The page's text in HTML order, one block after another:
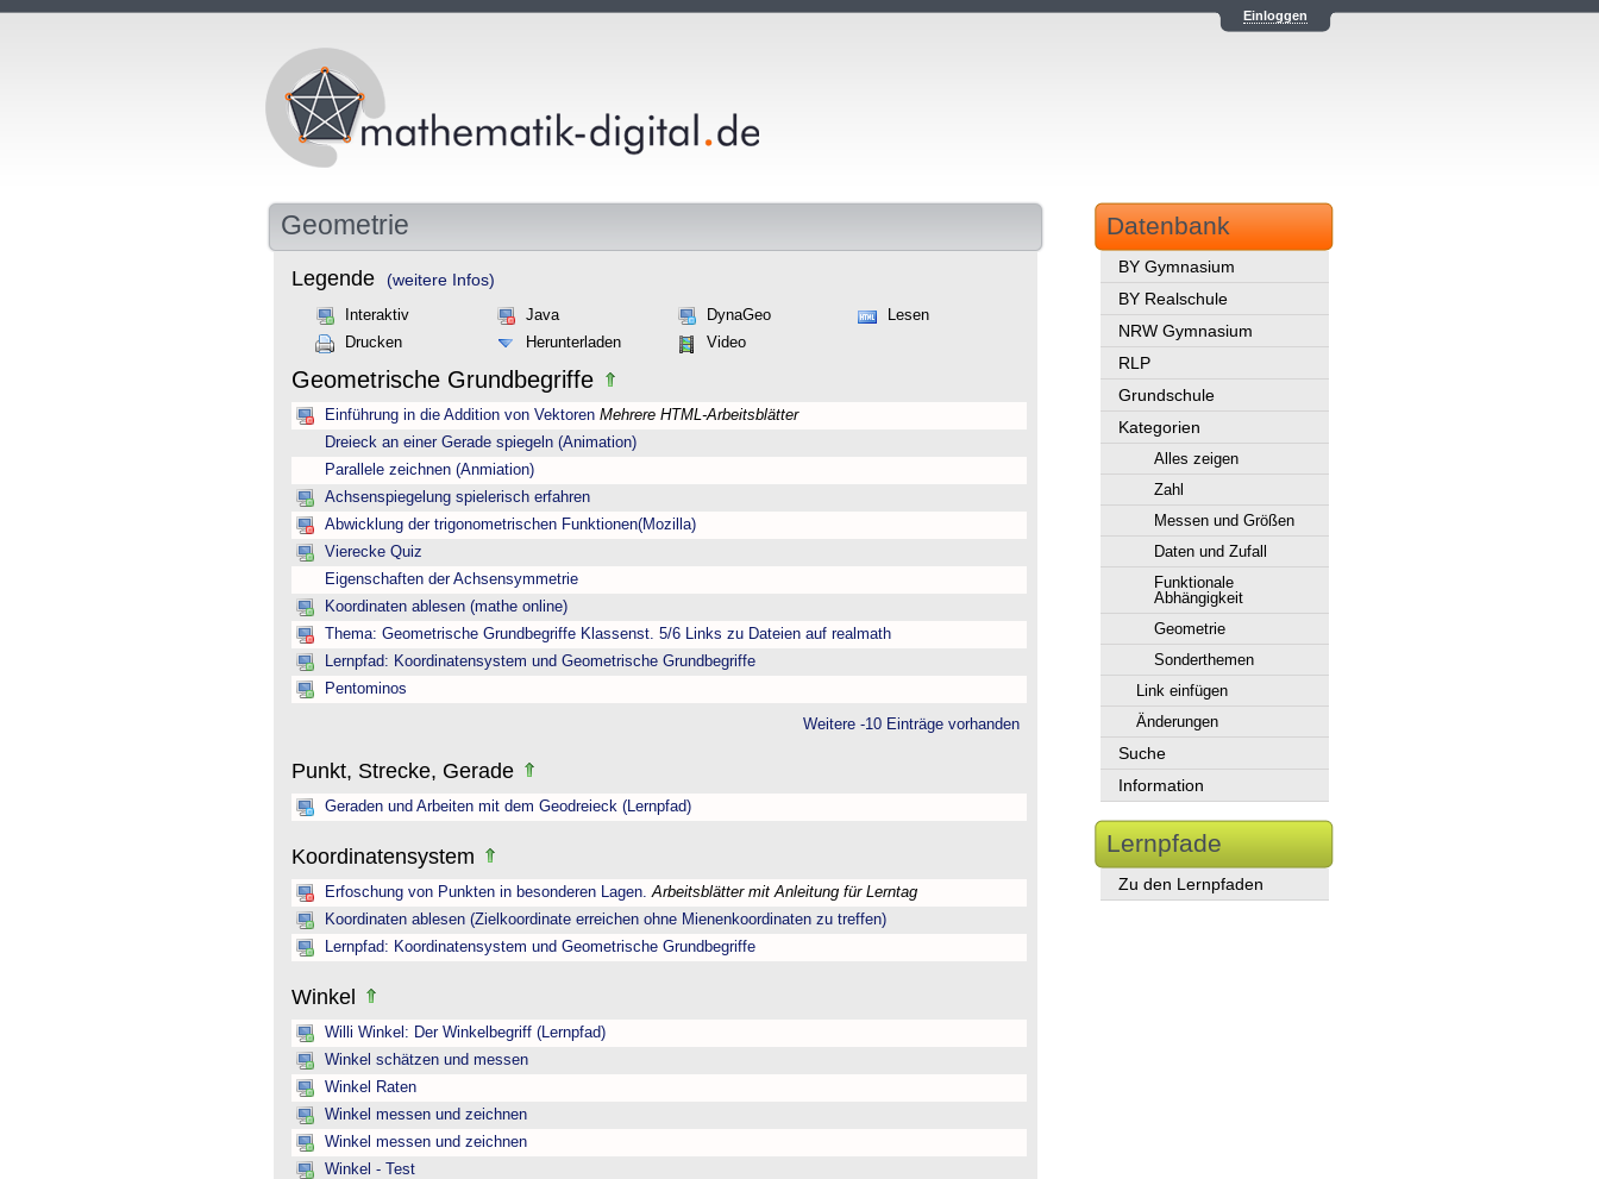
Einloggen
Geometrie
Legende (weitere Infos)
Interaktiv Java DynaGeo
Lesen
Drucken
Herunterladen Video
Geometrische Grundbegriffe
Einführung in die Addition von Vektoren Mehrere HTML-Arbeitsblätter
Dreieck an einer Gerade spiegeln (Animation)
Parallele zeichnen (Anmiation)
Achsenspiegelung spielerisch erfahren
Abwicklung der trigonometrischen Funktionen(Mozilla)
Vierecke Quiz
Eigenschaften der Achsensymmetrie
Koordinaten ablesen (mathe online)
Thema: Geometrische Grundbegriffe Klassenst. 5/6 Links zu Dateien auf realmath
Lernpfad: Koordinatensystem und Geometrische Grundbegriffe
Pentominos
Weitere -10 Einträge vorhanden
Punkt, Strecke, Gerade
Geraden und Arbeiten mit dem Geodreieck (Lernpfad)
Koordinatensystem
Erfoschung von Punkten in besonderen Lagen. Arbeitsblätter mit Anleitung für Lerntag
Koordinaten ablesen (Zielkoordinate erreichen ohne Mienenkoordinaten zu treffen)
Lernpfad: Koordinatensystem und Geometrische Grundbegriffe
Winkel
Willi Winkel: Der Winkelbegriff (Lernpfad)
Winkel schätzen und messen
Winkel Raten
Winkel messen und zeichnen
Winkel messen und zeichnen
Winkel - Test
Datenbank
BY Gymnasium
BY Realschule
NRW Gymnasium
RLP
Grundschule
Kategorien
Alles zeigen
Zahl
Messen und Größen
Daten und Zufall
Funktionale
Abhängigkeit
Geometrie
Sonderthemen
Link einfügen
Änderungen
Suche
Information
Lernpfade
Zu den Lernpfaden